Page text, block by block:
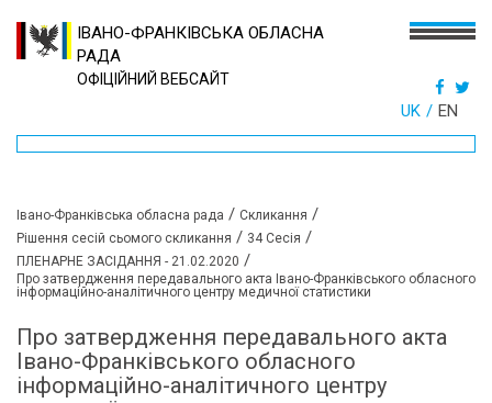
ІВАНО-ФРАНКІВСЬКА ОБЛАСНА
РАДА
ОФІЦІЙНИЙ ВЕБСАЙТ
UK EN
Івано-Франківська обласна рада / Скликання /
Рішення сесій сьомого скликання / 34 Сесія /
ПЛЕНАРНЕ ЗАСІДАННЯ - 21.02.2020 /
Про затвердження передавального акта Івано-Франківського обласного
інформаційно-аналітичного центру медичної статистики
Про затвердження передавального акта
Івано-Франківського обласного
інформаційно-аналітичного центру